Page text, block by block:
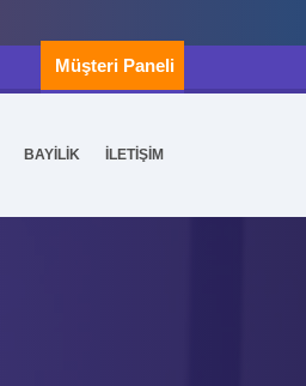
Müşteri Paneli
BAYİLİK İLETİŞİM